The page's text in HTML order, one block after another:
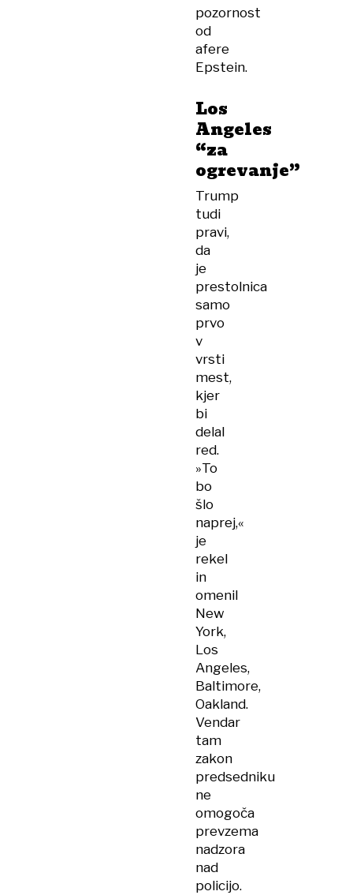
pozornost
od
afere
Epstein.
Los
Angeles
“za
ogrevanje”
Trump
tudi
pravi,
da
je
prestolnica
samo
prvo
v
vrsti
mest,
kjer
bi
delal
red.
»To
bo
šlo
naprej,«
je
rekel
in
omenil
New
York,
Los
Angeles,
Baltimore,
Oakland.
Vendar
tam
zakon
predsedniku
ne
omogoča
prevzema
nadzora
nad
policijo.